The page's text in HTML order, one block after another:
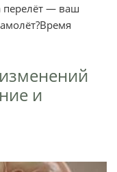
перелёт — ваш
и